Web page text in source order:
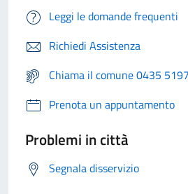
Leggi le domande frequenti
Richiedi Assistenza
Chiama il comune 0435
Prenota un appuntamento
Problemi in città
Segnala disservizio